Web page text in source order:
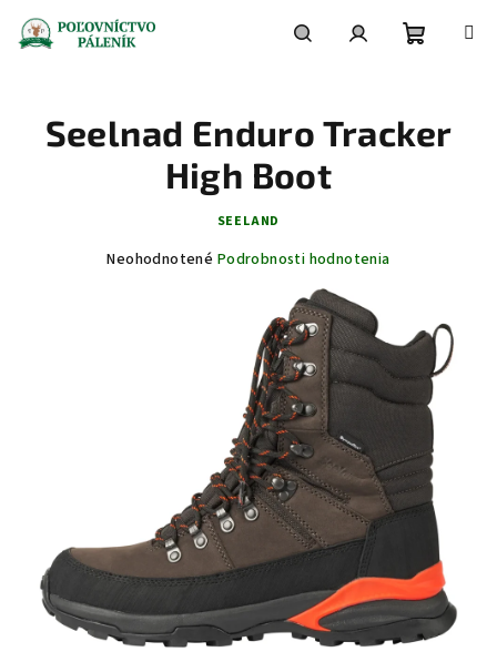
obsah
košík
Seelnad Enduro Tracker
High Boot
SEELAND
Priemerné
Neohodnotené Podrobnosti hodnotenia